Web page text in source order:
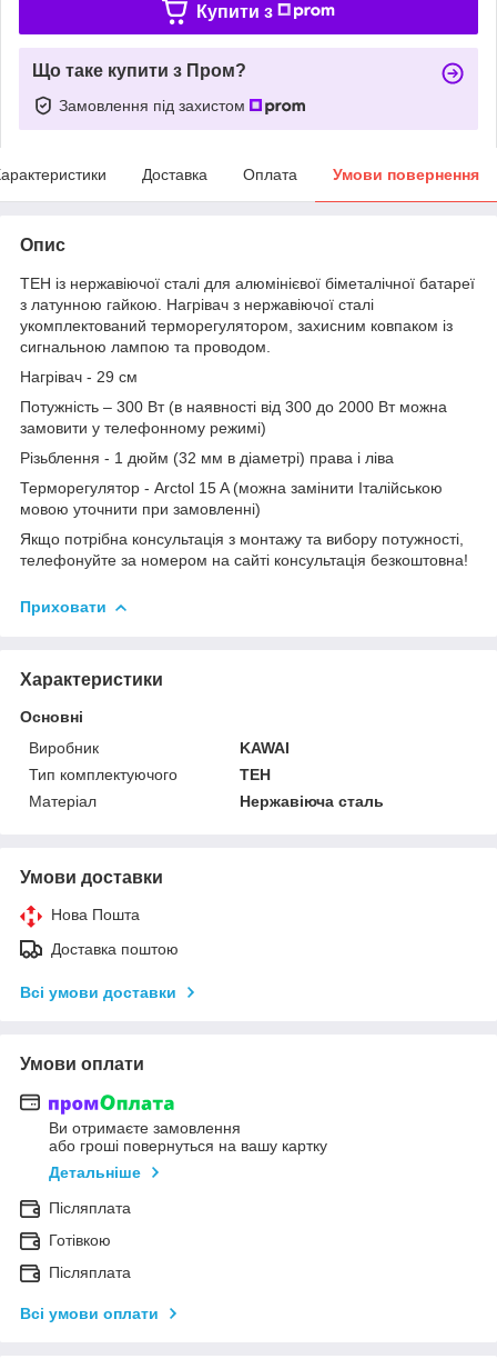
Купити з
Що таке купити з Пром?
Замовлення під захистом
Доставка Оплата Умови повернення
Опис
ТЕН із нержавіючої сталі для алюмінієвої біметалічної батареї
з латунною гайкою. Нагрівач з нержавіючої сталі
укомплектований терморегулятором, захисним ковпаком із
сигнальною лампою та проводом.
Нагрівач - 29 см
Потужність – 300 Вт (в наявності від 300 до 2000 Вт можна
замовити у телефонному режимі)
Різьблення - 1 дюйм (32 мм в діаметрі) права і ліва
Терморегулятор - Arctol 15 A (можна замінити Італійською
мовою уточнити при замовленні)
Якщо потрібна консультація з монтажу та вибору потужності,
телефонуйте за номером на сайті консультація безкоштовна!
Приховати
Характеристики
Основні
Виробник
KAWAI
Тип комплектуючого
ТЕН
Матеріал
Нержавіюча сталь
Умови доставки
Нова Пошта
Доставка поштою
Всі умови доставки
Умови оплати
Ви отримаєте замовлення
або гроші повернуться на вашу картку
Детальніше
Післяплата
Готівкою
Післяплата
Всі умови оплати